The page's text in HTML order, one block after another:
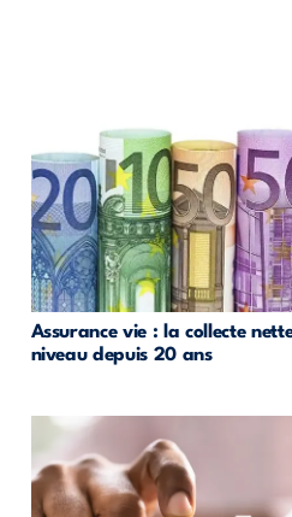
Assurance vie : la collecte
niveau depuis 20 ans